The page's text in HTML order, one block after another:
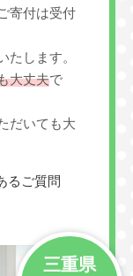
寄付は受付
たします。
大丈夫で
だいても大
るご質問
三重県